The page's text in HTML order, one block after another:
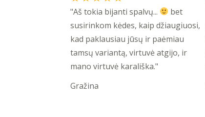
5
out
of
5
"Aš tokia bijanti spalvų...
bet
susirinkom kėdes, kaip džiaugiuosi,
kad paklausiau jūsų ir paėmiau
tamsų variantą, virtuvė atgijo, ir
mano virtuvė karališka."
Gražina